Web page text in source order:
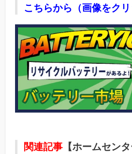
こちらから （画像をクリ
関連記事 【ホームセン